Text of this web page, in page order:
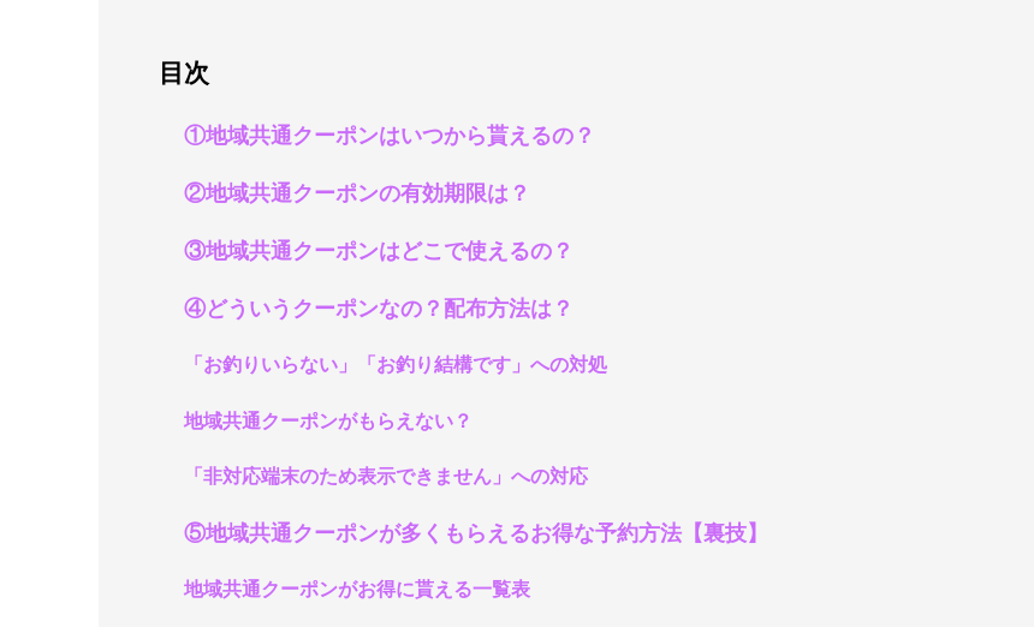
目次
①地域共通クーポンはいつから貰えるの？
②地域共通クーポンの有効期限は？
③地域共通クーポンはどこで使えるの？
④どういうクーポンなの？配布方法は？
「お釣りいらない」「お釣り結構です」への対処
地域共通クーポンがもらえない？
「非対応端末のため表示できません」への対応
⑤地域共通クーポンが多くもらえるお得な予約方法【裏技】
地域共通クーポンがお得に貰える一覧表